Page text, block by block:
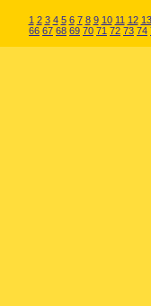
1 2 3 4 5 6 7 8 9 10 11 12 13
66 67 68 69 70 71 72 73 74